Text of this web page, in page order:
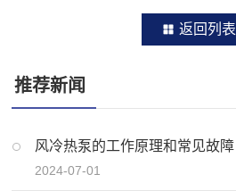
返回列表
推荐新闻
风冷热泵的工作原理和常见故障
2024-07-01